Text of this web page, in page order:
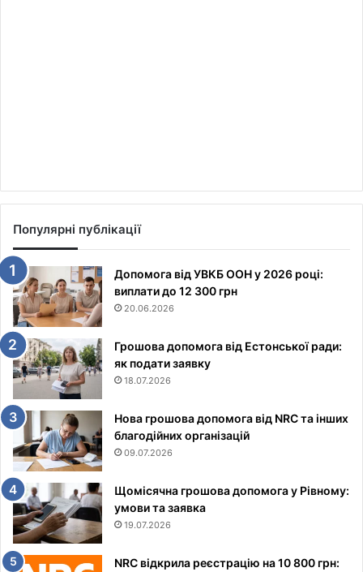
Популярні публікації
Допомога від УВКБ ООН у 2026 році:
виплати до 12 300 грн
20.06.2026
Грошова допомога від Естонської ради:
як подати заявку
18.07.2026
Нова грошова допомога від NRC та інших
благодійних організацій
09.07.2026
Щомісячна грошова допомога у Рівному:
умови та заявка
19.07.2026
NRC відкрила реєстрацію на 10 800 грн: